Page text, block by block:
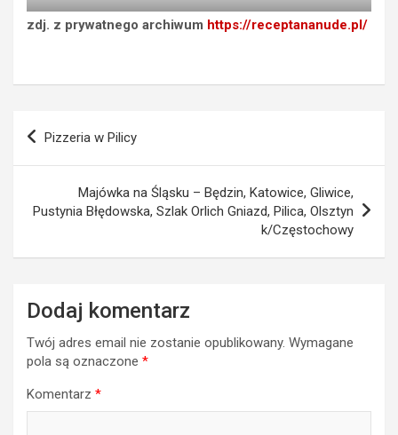
zdj. z prywatnego archiwum https://receptananude.pl/
Nawigacja
Pizzeria w Pilicy
Majówka na Śląsku – Będzin, Katowice, Gliwice,
Pustynia Błędowska, Szlak Orlich Gniazd, Pilica, Olsztyn
k/Częstochowy
Dodaj komentarz
Twój adres email nie zostanie opublikowany. Wymagane
pola są oznaczone *
Komentarz *